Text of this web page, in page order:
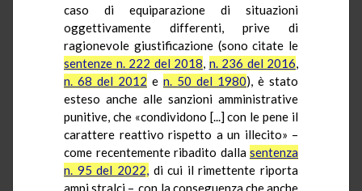
caso di equiparazione di situazioni
oggettivamente differenti, prive di
ragionevole giustificazione (sono citate le
sentenze n. 222 del 2018, n. 236 del 2016,
n. 68 del 2012 e n. 50 del 1980), è stato
esteso anche alle sanzioni amministrative
punitive, che «condividono [...] con le pene il
carattere reattivo rispetto a un illecito» –
come recentemente ribadito dalla sentenza
n. 95 del 2022,di cui il rimettente riporta
ampi stralci –, con la conseguenza che anche